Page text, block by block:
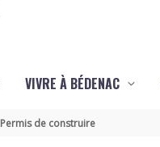
VIVRE À BÉDENAC
Permis de construire